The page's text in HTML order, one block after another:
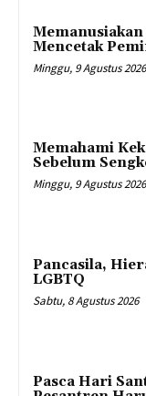
Mencetak
Minggu, 9 Agustus 2026
Memahami
Sebelum
Minggu, 9 Agustus 2026
Pancasila,
LGBTQ
Sabtu, 8 Agustus 2026
Pasca Hari